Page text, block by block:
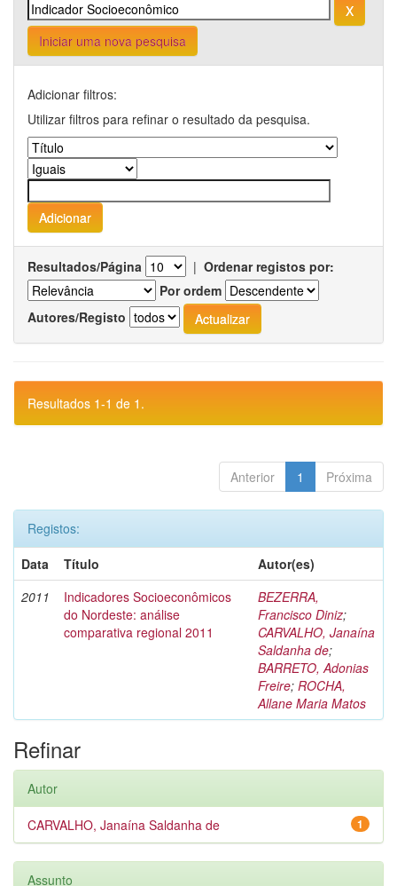
Iniciar uma nova pesquisa
Adicionar filtros:
Utilizar filtros para refinar o resultado da pesquisa.
Resultados/Página | Ordenar registos por:
Por ordem
Autores/Registo
Resultados 1-1 de 1.
Anterior 1 Próxima
Registos:
Data
Título
Autor(es)
2011
Indicadores Socioeconômicos
do Nordeste: análise
comparativa regional 2011
BEZERRA,
Francisco Diniz;
CARVALHO, Janaína
Saldanha de;
BARRETO, Adonias
Freire; ROCHA,
Allane Maria Matos
Refinar
Autor
1
CARVALHO, Janaína Saldanha de
Assunto